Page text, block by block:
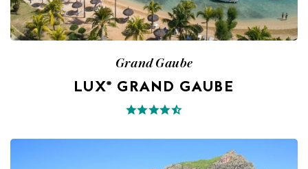
Grand Gaube
LUX* GRAND GAUBE